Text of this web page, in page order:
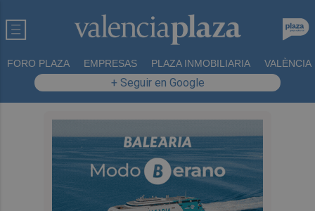
FORO PLAZA EMPRESAS PLAZA INMOBILIARIA VALÈNCIA
+ Seguir en Google